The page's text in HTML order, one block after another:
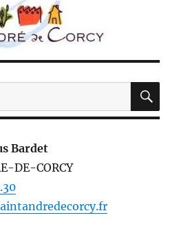
Bardet
DE-CORCY